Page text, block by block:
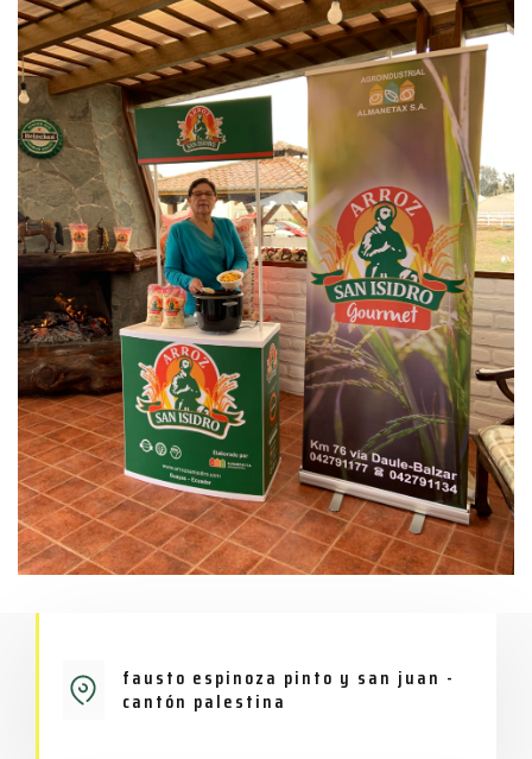
fausto espinoza pinto y san juan -
cantón palestina